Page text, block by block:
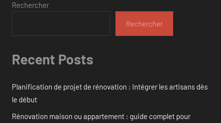
Rechercher
Rechercher
Recent Posts
Planification de projet de rénovation : Intégrer les artisans dès
le début
Rénovation maison ou appartement : guide complet pour